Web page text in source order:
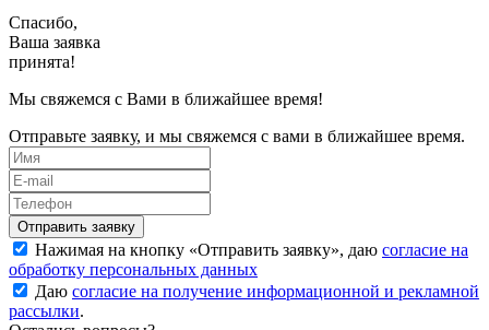
Спасибо,
Ваша заявка
принята!
Мы свяжемся с Вами в ближайшее время!
Отправьте заявку, и мы свяжемся с вами в ближайшее время.
Нажимая на кнопку «Отправить заявку», даю согласие на
обработку персональных данных
Даю согласие на получение информационной и рекламной
рассылки.